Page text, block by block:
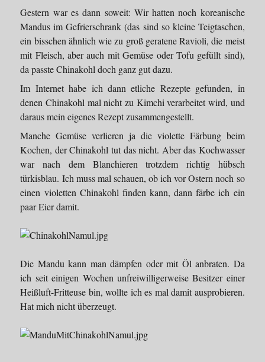
Gestern war es dann soweit: Wir hatten noch koreanische
Mandus im Gefrierschrank (das sind so kleine Teigtaschen,
ein bisschen ähnlich wie zu groß geratene Ravioli, die meist
mit Fleisch, aber auch mit Gemüse oder Tofu gefüllt sind),
da passte Chinakohl doch ganz gut dazu.
Im Internet habe ich dann etliche Rezepte gefunden, in
denen Chinakohl mal nicht zu Kimchi verarbeitet wird, und
daraus mein eigenes Rezept zusammengestellt.
Manche Gemüse verlieren ja die violette Färbung beim
Kochen, der Chinakohl tut das nicht. Aber das Kochwasser
war nach dem Blanchieren trotzdem richtig hübsch
türkisblau. Ich muss mal schauen, ob ich vor Ostern noch so
einen violetten Chinakohl finden kann, dann färbe ich ein
paar Eier damit.
Die Mandu kann man dämpfen oder mit Öl anbraten. Da
ich seit einigen Wochen unfreiwilligerweise Besitzer einer
Heißluft-Fritteuse bin, wollte ich es mal damit ausprobieren.
Hat mich nicht überzeugt.